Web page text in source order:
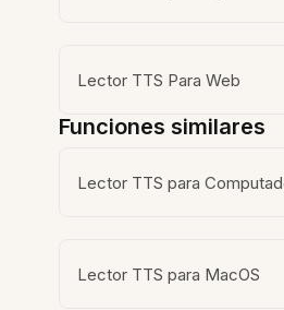
Lector TTS Para Web
Funciones similares
Lector TTS para
Lector TTS para MacOS